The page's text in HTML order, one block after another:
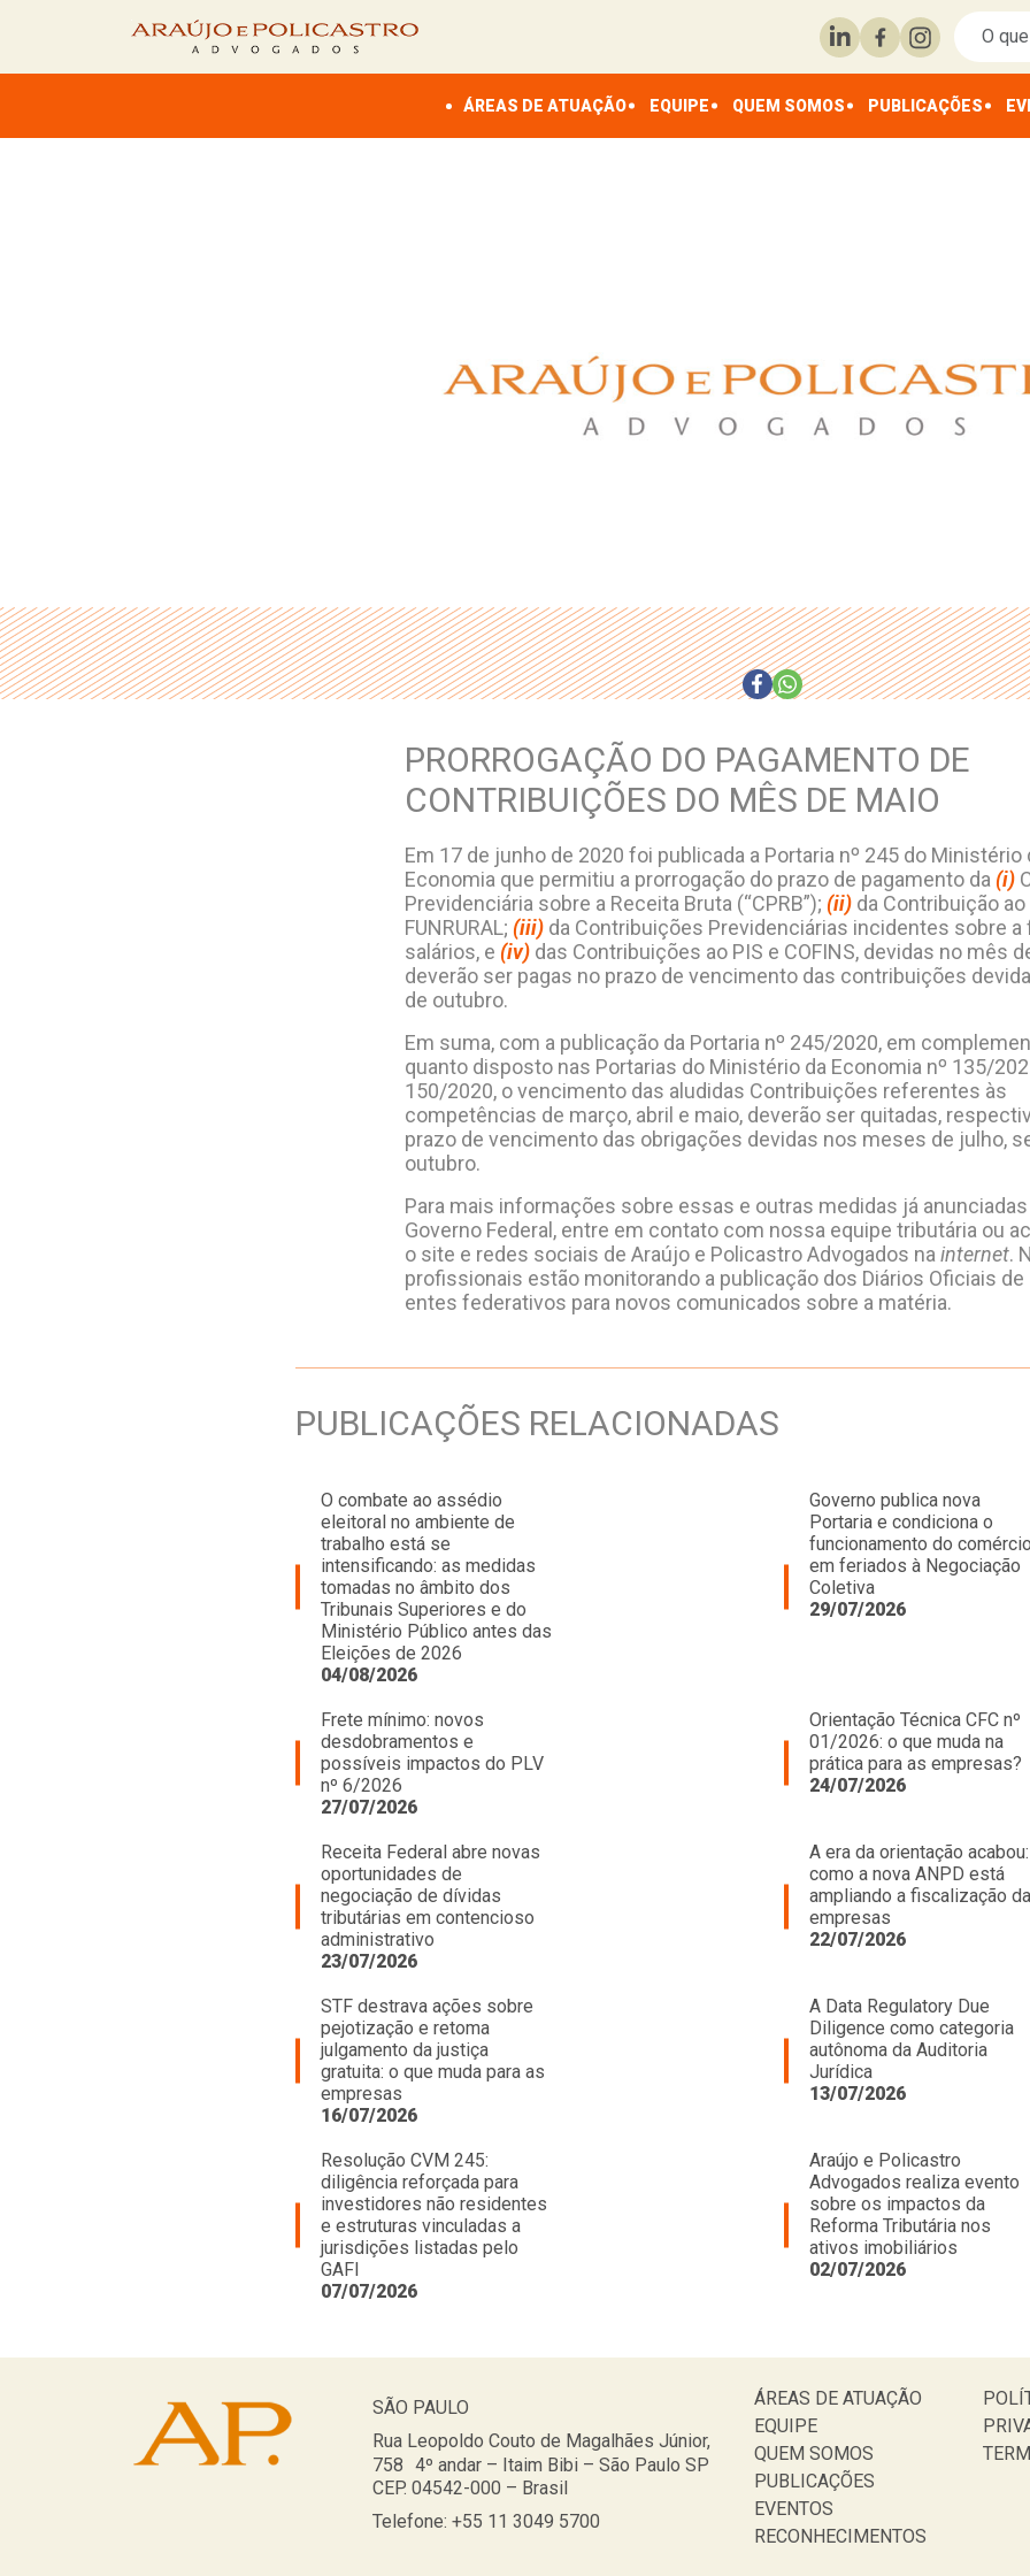
ÁREAS DE ATUAÇÃO EQUIPE QUEM SOMOS PUBLICAÇÕES
PRORROGAÇÃO DO PAGAMENTO DE
CONTRIBUIÇÕES DO MÊS DE MAIO
Em 17 de junho de 2020 foi publicada a Portaria nº 245 do Ministério
Economia que permitiu a prorrogação do prazo de pagamento da (i)
Previdenciária sobre a Receita Bruta (“CPRB”); (ii)da Contribuição ao
FUNRURAL; (iii)da Contribuições Previdenciárias incidentes sobre a
salários, e (iv)das Contribuições ao PIS e COFINS, devidas no mês
deverão ser pagas no prazo de vencimento das contribuições
de outubro.
Em suma, com a publicação da Portaria nº 245/2020, em
quanto disposto nas Portarias do Ministério da Economia nº 135/
150/2020, o vencimento das aludidas Contribuições referentes às
competências de março, abril e maio, deverão ser quitadas,
prazo de vencimento das obrigações devidas nos meses de julho,
outubro.
Para mais informações sobre essas e outras medidas já
Governo Federal, entre em contato com nossa equipe tributária ou
o site e redes sociais de Araújo e Policastro Advogados na internet.
profissionais estão monitorando a publicação dos Diários Oficiais
entes federativos para novos comunicados sobre a matéria.
PUBLICAÇÕES RELACIONADAS
O combate ao assédio
eleitoral no ambiente de
trabalho está se
intensificando: as medidas
tomadas no âmbito dos
Tribunais Superiores e do
Ministério Público antes das
Eleições de 2026
04/08/2026
Governo publica nova
Portaria e condiciona o
funcionamento do
em feriados à Negociação
Coletiva
29/07/2026
Frete mínimo: novos
desdobramentos e
possíveis impactos do PLV
nº 6/2026
27/07/2026
Orientação Técnica CFC nº
01/2026: o que muda na
prática para as empresas?
24/07/2026
Receita Federal abre novas
oportunidades de
negociação de dívidas
tributárias em contencioso
administrativo
23/07/2026
A era da orientação acabou:
como a nova ANPD está
ampliando a fiscalização
empresas
22/07/2026
STF destrava ações sobre
pejotização e retoma
julgamento da justiça
gratuita: o que muda para as
empresas
16/07/2026
A Data Regulatory Due
Diligence como categoria
autônoma da Auditoria
Jurídica
13/07/2026
Resolução CVM 245:
diligência reforçada para
investidores não residentes
e estruturas vinculadas a
jurisdições listadas pelo
GAFI
07/07/2026
Araújo e Policastro
Advogados realiza evento
sobre os impactos da
Reforma Tributária nos
ativos imobiliários
02/07/2026
SÃO PAULO
Rua Leopoldo Couto de Magalhães Júnior,
758 4º andar – Itaim Bibi – São Paulo SP
CEP. 04542-000 – Brasil
Telefone: +55 11 3049 5700
ÁREAS DE ATUAÇÃO
EQUIPE
QUEM SOMOS
PUBLICAÇÕES
EVENTOS
RECONHECIMENTOS